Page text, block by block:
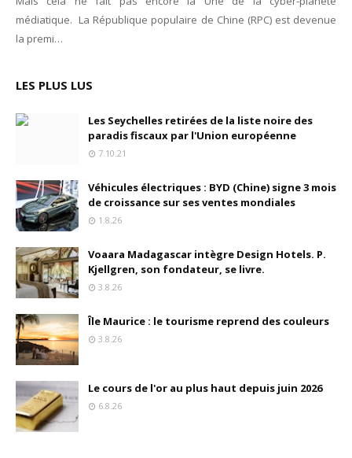
Tsirisoa Edition
May 13 2026
Unknown
Unknown-Apr 26 2026
Industrie musicale : zoom sur la stratégie de Céline Dion
Unknown-Apr 19 2026
Tsirisoa Edition-Aug 06 2026
médiatique. La République populaire de Chine (RPC) est devenue
la premi…
LES PLUS LUS
Les Seychelles retirées de la liste noire des
paradis fiscaux par l'Union européenne
7.10.21
Véhicules électriques : BYD (Chine) signe 3 mois
de croissance sur ses ventes mondiales
1.8.26
Voaara Madagascar intègre Design Hotels. P.
Kjellgren, son fondateur, se livre.
3.8.26
Île Maurice : le tourisme reprend des couleurs
3.8.26
Le cours de l'or au plus haut depuis juin 2026
6.8.26